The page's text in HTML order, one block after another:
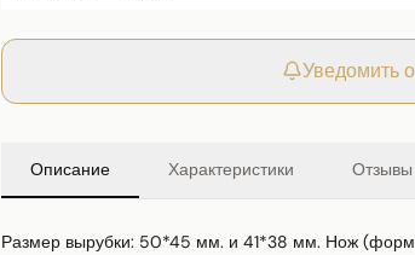
Уведомить
Описание Характеристики Отзывы
Размер вырубки: 50*45 мм. и 41*38 мм. Нож